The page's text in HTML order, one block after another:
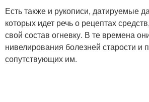
Есть также и рукописи, датируемые
которых идет речь о рецептах
свой состав огневку. В те времена
нивелирования болезней старости и
сопутствующих им.